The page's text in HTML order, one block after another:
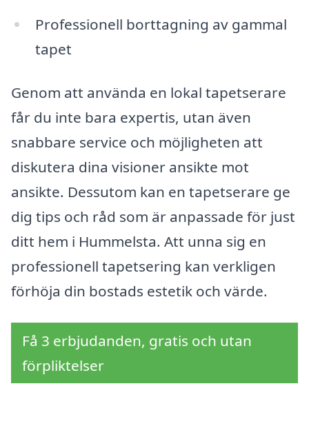
Professionell borttagning av gammal
tapet
Genom att använda en lokal tapetserare
får du inte bara expertis, utan även
snabbare service och möjligheten att
diskutera dina visioner ansikte mot
ansikte. Dessutom kan en tapetserare ge
dig tips och råd som är anpassade för just
ditt hem i Hummelsta. Att unna sig en
professionell tapetsering kan verkligen
förhöja din bostads estetik och värde.
Få 3 erbjudanden, gratis och utan
förpliktelser